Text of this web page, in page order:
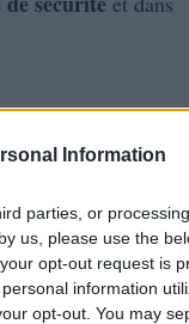
Information
parties, or
us, please use the
opt-out request is
information
opt-out. You may